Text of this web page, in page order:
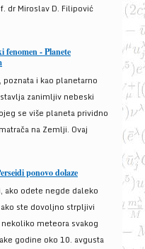
dr Miroslav D. Filipović
fenomen - Planete
poznata i kao planetarno
zanimljiv nebeski
se više planeta prividno
na Zemlji. Ovaj
ponovo dolaze
ako odete negde daleko
ste dovoljno strpljivi
meteora svakog
godine oko 10. avgusta